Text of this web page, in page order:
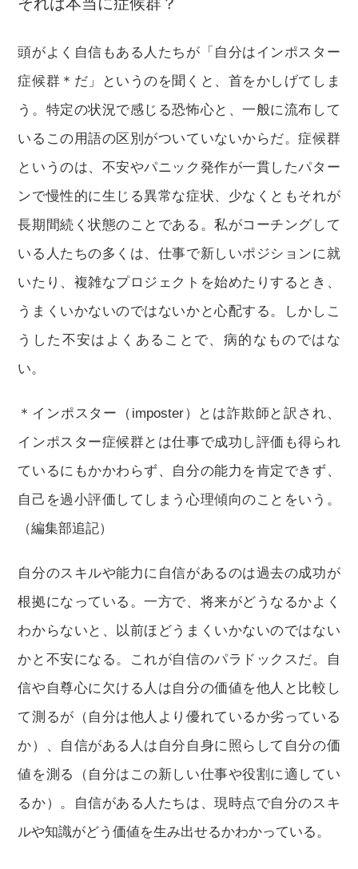
頭がよく自信もある人たちが「自分はインポスター
症候群＊だ」というのを聞くと、首をかしげてしま
う。特定の状況で感じる恐怖心と、一般に流布して
いるこの用語の区別がついていないからだ。症候群
というのは、不安やパニック発作が一貫したパター
ンで慢性的に生じる異常な症状、少なくともそれが
長期間続く状態のことである。私がコーチングして
いる人たちの多くは、仕事で新しいポジションに就
いたり、複雑なプロジェクトを始めたりするとき、
うまくいかないのではないかと心配する。しかしこ
うした不安はよくあることで、病的なものではな
い。
＊インポスター（imposter）とは詐欺師と訳され、
インポスター症候群とは仕事で成功し評価も得られ
ているにもかかわらず、自分の能力を肯定できず、
自己を過小評価してしまう心理傾向のことをいう。
（編集部追記）
自分のスキルや能力に自信があるのは過去の成功が
根拠になっている。一方で、将来がどうなるかよく
わからないと、以前ほどうまくいかないのではない
かと不安になる。これが自信のパラドックスだ。自
信や自尊心に欠ける人は自分の価値を他人と比較し
て測るが（自分は他人より優れているか劣っている
か）、自信がある人は自分自身に照らして自分の価
値を測る（自分はこの新しい仕事や役割に適してい
るか）。自信がある人たちは、現時点で自分のスキ
ルや知識がどう価値を生み出せるかわかっている。